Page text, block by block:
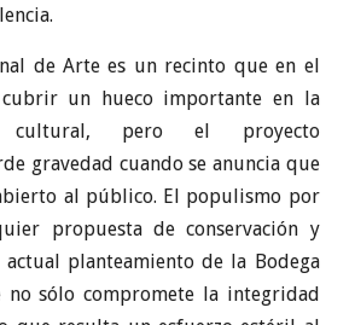
de Arte es un recinto que en el
un hueco importante en la
cultural, pero el proyecto
gravedad cuando se anuncia que
al público. El populismo por
propuesta de conservación y
actual planteamiento de la Bodega
no sólo compromete la integridad